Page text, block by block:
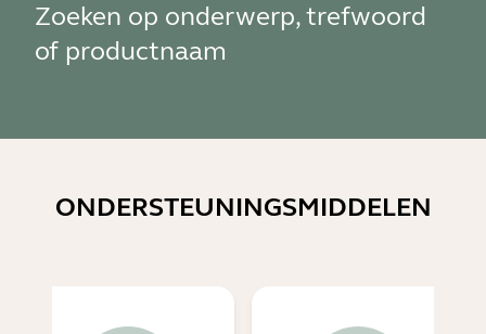
Zoeken op onderwerp, trefwoord
of productnaam
ONDERSTEUNINGSMIDDELEN